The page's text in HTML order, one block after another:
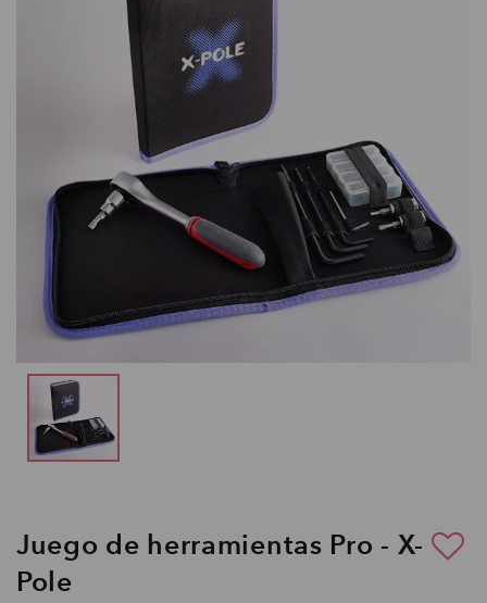
Juego de herramientas Pro - X-
Pole